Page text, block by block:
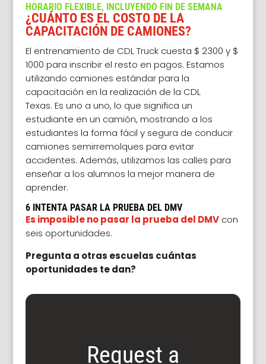
HORARIO FLEXIBLE, INCLUYENDO FIN DE SEMANA
¿CUÁNTO ES EL COSTO DE LA
CAPACITACIÓN DE CAMIONES?
El entrenamiento de CDL Truck cuesta $ 2300 y $
1000 para inscribir el resto en pagos. Estamos
utilizando camiones estándar para la
capacitación en la realización de la CDL
Texas. Es uno a uno, lo que significa un
estudiante en un camión, mostrando a los
estudiantes la forma fácil y segura de conducir
camiones semirremolques para evitar
accidentes. Además, utilizamos las calles para
enseñar a los alumnos la mejor manera de
aprender.
6 INTENTA PASAR LA PRUEBA DEL DMV
Es imposible no pasar la prueba del DMVcon
seis oportunidades.
Pregunta a otras escuelas cuántas
oportunidades te dan?
Request a